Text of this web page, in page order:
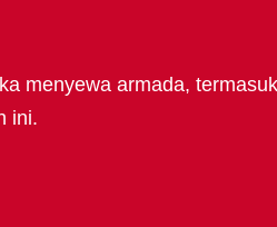
menyewa armada,
ini.